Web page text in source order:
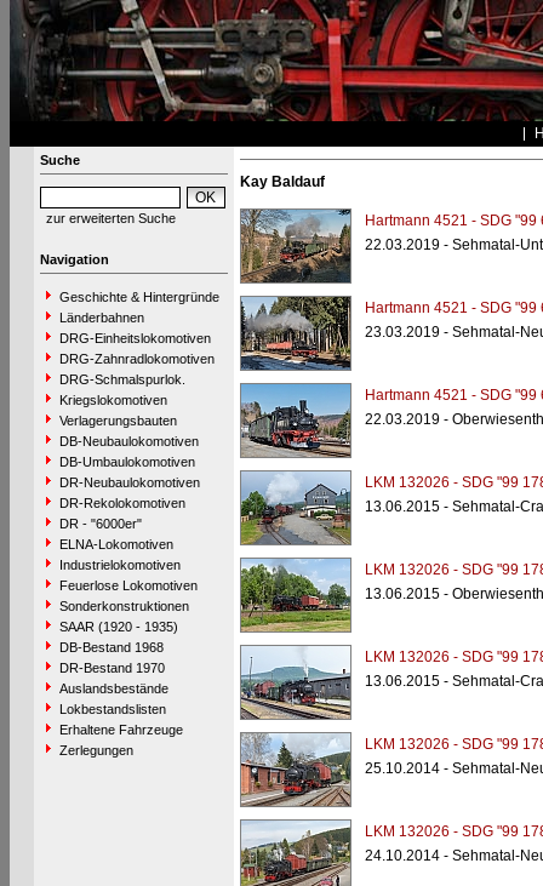
Suche
zur erweiterten Suche
Navigation
Geschichte & Hintergründe
Länderbahnen
DRG-Einheitslokomotiven
DRG-Zahnradlokomotiven
DRG-Schmalspurlok.
Kriegslokomotiven
Verlagerungsbauten
DB-Neubaulokomotiven
DB-Umbaulokomotiven
DR-Neubaulokomotiven
DR-Rekolokomotiven
DR - "6000er"
ELNA-Lokomotiven
Industrielokomotiven
Feuerlose Lokomotiven
Sonderkonstruktionen
SAAR (1920 - 1935)
DB-Bestand 1968
DR-Bestand 1970
Auslandsbestände
Lokbestandslisten
Erhaltene Fahrzeuge
Zerlegungen
Kay Baldauf
Hartmann 4521 - SDG "99
22.03.2019 - Sehmatal-
Hartmann 4521 - SDG "99
23.03.2019 - Sehmatal-
Hartmann 4521 - SDG "99
22.03.2019 -
LKM 132026 - SDG "99
13.06.2015 - Sehmatal-
LKM 132026 - SDG "99
13.06.2015 -
LKM 132026 - SDG "99
13.06.2015 - Sehmatal-
LKM 132026 - SDG "99
25.10.2014 - Sehmatal-
LKM 132026 - SDG "99
24.10.2014 - Sehmatal-